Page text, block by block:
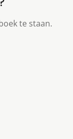
te staan.